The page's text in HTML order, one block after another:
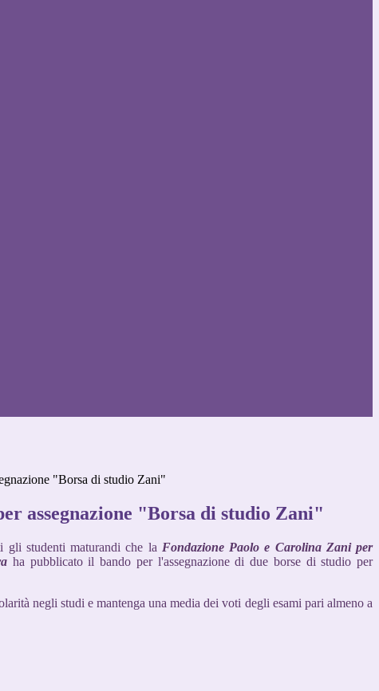
"Borsa di studio Zani"
assegnazione "Borsa di studio Zani"
gli studenti maturandi che la Fondazione Paolo e Carolina Zani per
ha pubblicato il bando per l'assegnazione di due borse di studio per
negli studi e mantenga una media dei voti degli esami pari almeno a